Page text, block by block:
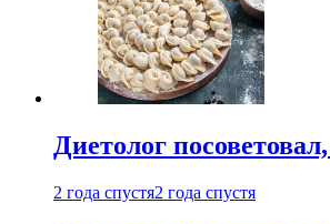
Диетолог
2 года спустя2 года спустя